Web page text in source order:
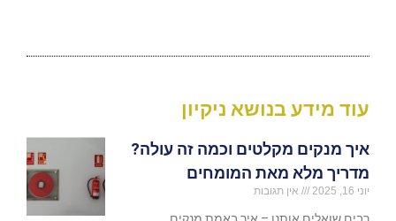
עוד מידע בנושא ניקיון
איך מנקים מקלטים וכמה זה עולה?
מדריך מלא מאת המומחים
יוני 16, 2025 אין תגובות